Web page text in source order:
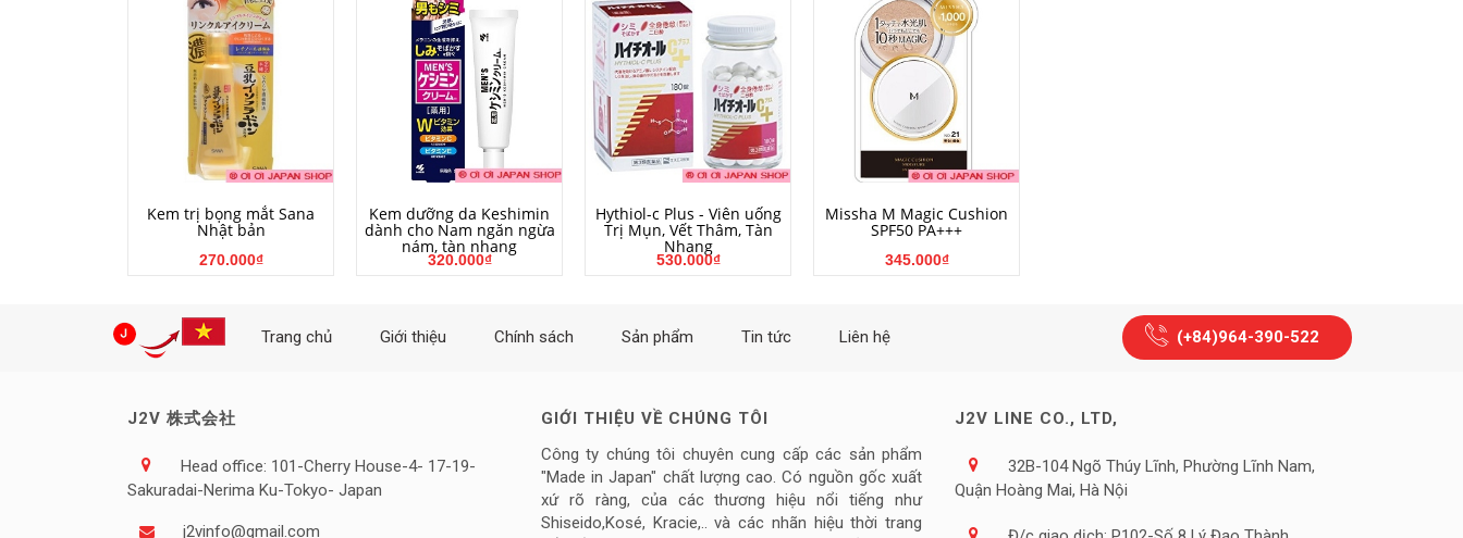
HẾT HÀNG
Kem trị bọng mắt Sana
Nhật bản
270.000₫
MUA HÀNG
Kem dưỡng da Keshimin
dành cho Nam ngăn ngừa
nám, tàn nhang
320.000₫
MUA HÀNG
Hythiol-c Plus - Viên uống
Trị Mụn, Vết Thâm, Tàn
Nhang
530.000₫
MUA HÀNG
Missha M Magic Cushion
SPF50 PA+++
345.000₫
Trang chủ Giới thiệu Chính sách Sản phẩm Tin tức Liên hệ (+84)964-390-522
J2V 株式会社
Head office: 101-Cherry House-4- 17-19-
Sakuradai-Nerima Ku-Tokyo- Japan
j2vinfo@gmail.com
GIỚI THIỆU VỀ CHÚNG TÔI
Công ty chúng tôi chuyên cung cấp các sản phẩm
"Made in Japan" chất lượng cao. Có nguồn gốc xuất
xứ rõ ràng, của các thương hiệu nổi tiếng như
Shiseido,Kosé, Kracie,.. và các nhãn hiệu thời trang
J2V LINE CO., LTD,
32B-104 Ngõ Thúy Lĩnh, Phường Lĩnh Nam,
Quận Hoàng Mai, Hà Nội